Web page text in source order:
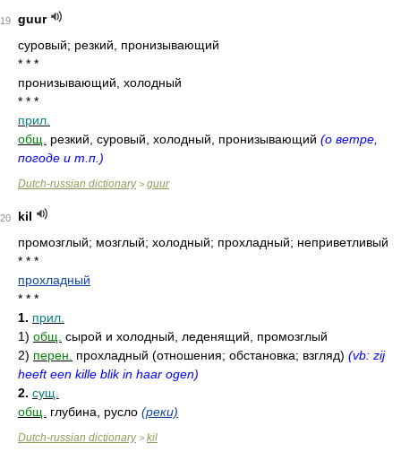
19
guur
суровый; резкий, пронизывающий
* * *
пронизывающий, холодный
* * *
прил.
общ.
резкий, суровый, холодный, пронизывающий (о ветре,
погоде и т.п.)
Dutch-russian dictionary> guur
20
kil
промозглый; мозглый; холодный; прохладный; неприветливый
* * *
прохладный
* * *
1. прил.
1) общ. сырой и холодный, леденящий, промозглый
2) перен. прохладный (отношения; обстановка; взгляд) (vb: zij
heeft een kille blik in haar ogen)
2. сущ.
общ.
глубина, русло (реки)
Dutch-russian dictionary> kil